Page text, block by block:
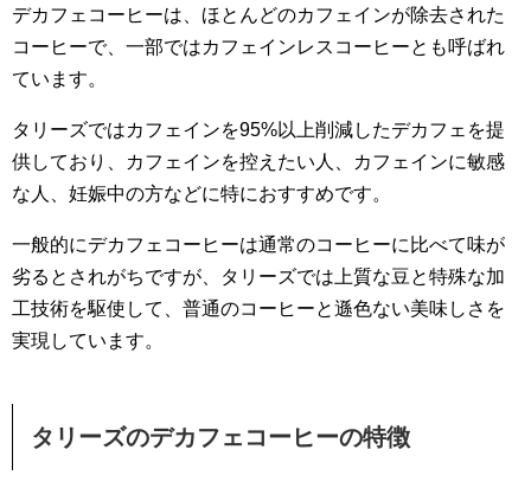
デカフェコーヒーは、ほとんどのカフェインが除去された
コーヒーで、一部ではカフェインレスコーヒーとも呼ばれ
ています。
タリーズではカフェインを95%以上削減したデカフェを提
供しており、カフェインを控えたい人、カフェインに敏感
な人、妊娠中の方などに特におすすめです。
一般的にデカフェコーヒーは通常のコーヒーに比べて味が
劣るとされがちですが、タリーズでは上質な豆と特殊な加
工技術を駆使して、普通のコーヒーと遜色ない美味しさを
実現しています。
タリーズのデカフェコーヒーの特徴